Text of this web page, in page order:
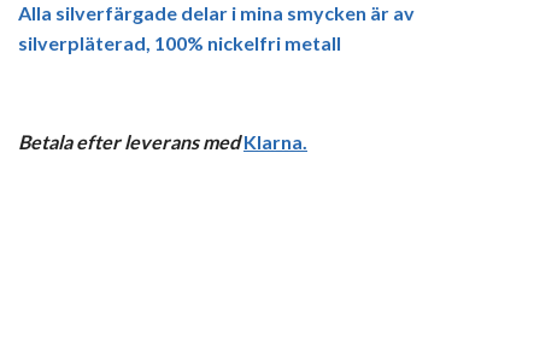
Alla silverfärgade delar i mina smycken är av
silverpläterad, 100% nickelfri metall
Betala efter leverans med Klarna.